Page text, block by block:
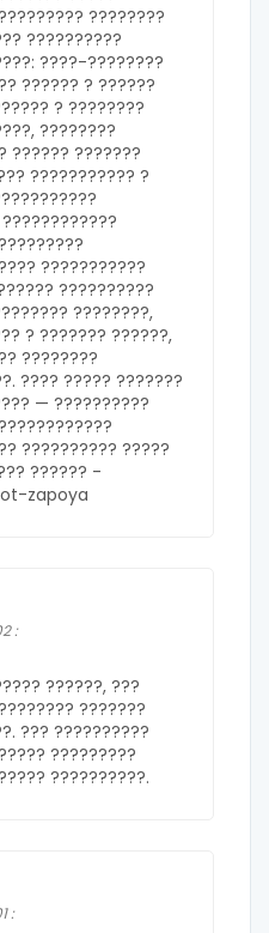
????????
??????????
????-????????
?????? ? ??????
? ????????
????????
?????? ???????
??????????? ?
???????????
??????????
????????,
? ??????? ??????,
????????
???? ????? ???????
— ??????????
?????????? ?????
?????? -
zapoya
:
??????, ???
???????
??? ??????????
?????????
??????????.
: